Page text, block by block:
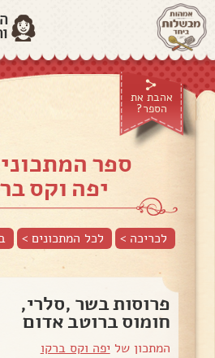
אהבת את
הספר?
ספר
יפה וקס
לכריכה > לכל המתכונים >
פרוסות בשר ,סלרי,
חומוס ברוטב אדום
המתכון של יפה וקס ברקו